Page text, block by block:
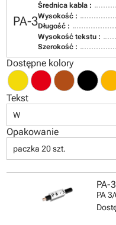
PA-3
Średnica kabla :
Wysokość :
Długość :
Wysokość tekstu :
Szerokość :
Dostępne kolory
Tekst
W
Opakowanie
paczka 20 szt.
PA-
PA